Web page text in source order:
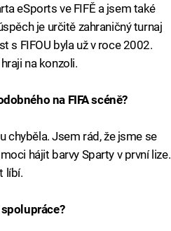
eSports ve FIFĚ a jsem také
je určitě zahraničný turnaj
s FIFOU byla už v roce 2002.
na konzoli.
na FIFA scéně?
chyběla. Jsem rád, že jsme se
hájit barvy Sparty v první lize.
líbí.